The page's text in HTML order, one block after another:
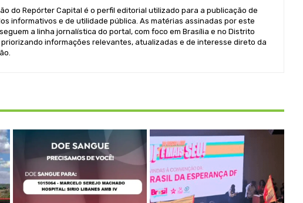
do Repórter Capital é o perfil editorial utilizado para a publicação de
informativos e de utilidade pública. As matérias assinadas por este
a linha jornalística do portal, com foco em Brasília e no Distrito
priorizando informações relevantes, atualizadas e de interesse direto da